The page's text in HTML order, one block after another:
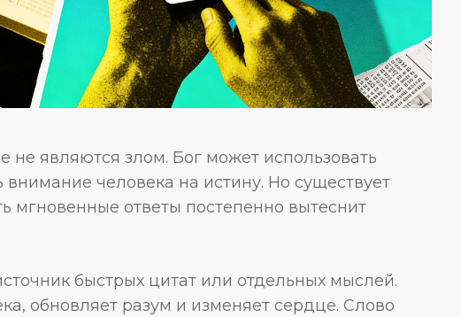
не являются злом. Бог может использовать
внимание человека на истину. Но существует
мгновенные ответы постепенно вытеснит
быстрых цитат или отдельных мыслей.
обновляет разум и изменяет сердце. Слово